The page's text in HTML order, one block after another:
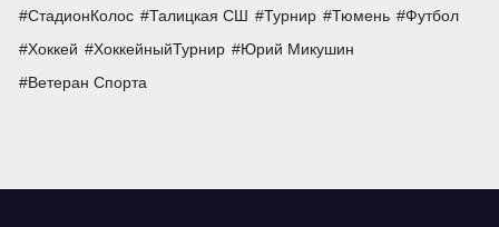
СтадионКолос
Талицкая СШ Турнир Тюмень
Футбол
Хоккей
ХоккейныйТурнир
Юрий Микушин
Ветеран Спорта